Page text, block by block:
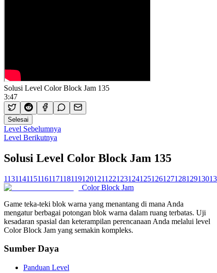
Solusi Level Color Block Jam 135
3:47
Selesai
Level Sebelumnya
Level Berikutnya
Solusi Level Color Block Jam 135
113114115116117118119120121122123124125126127128129130
Color Block Jam
Game teka-teki blok warna yang menantang di mana Anda
mengatur berbagai potongan blok warna dalam ruang terbatas. Uji
kesadaran spasial dan keterampilan perencanaan Anda melalui level
Color Block Jam yang semakin kompleks.
Sumber Daya
Panduan Level